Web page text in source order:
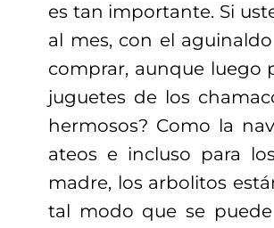
es tan importante. Si
al mes, con el
comprar, aunque luego
juguetes de los
hermosos? Como la
ateos e incluso para
madre, los arbolitos
tal modo que se